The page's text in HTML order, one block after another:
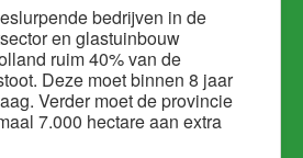
bedrijven in de
en glastuinbouw
ruim 40% van de
Deze moet binnen 8 jaar
Verder moet de provincie
7.000 hectare aan extra